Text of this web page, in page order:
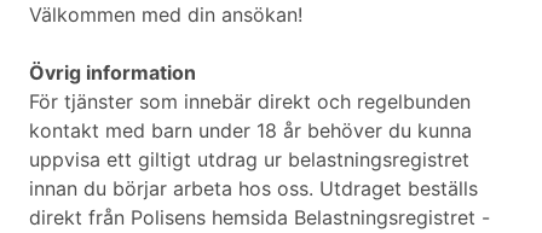
Välkommen med din ansökan!
Övrig information
För tjänster som innebär direkt och regelbunden
kontakt med barn under 18 år behöver du kunna
uppvisa ett giltigt utdrag ur belastningsregistret
innan du börjar arbeta hos oss. Utdraget beställs
direkt från Polisens hemsida Belastningsregistret -